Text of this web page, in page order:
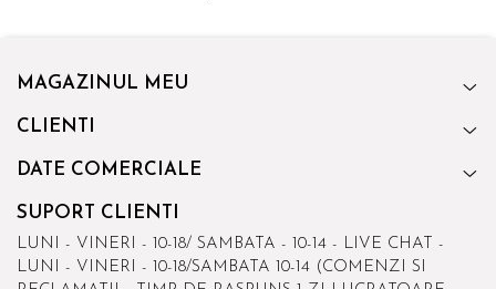
MAGAZINUL MEU
CLIENTI
DATE COMERCIALE
SUPORT CLIENTI
LUNI - VINERI - 10-18/ SAMBATA - 10-14 - LIVE CHAT -
LUNI - VINERI - 10-18/SAMBATA 10-14 (COMENZI SI